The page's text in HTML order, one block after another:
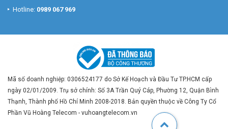
Hotline: 0989 067 969
Mã số doanh nghiệp: 0306524177 do Sở Kế Hoạch và Đầu Tư TP.HCM cấp
ngày 02/01/2009. Trụ sở chính: Số 3A Trần Quý Cáp, Phường 12, Quận Bình
Thạnh, Thành phố Hồ Chí Minh 2008-2018. Bản quyền thuộc về Công Ty Cổ
Phần Vũ Hoàng Telecom - vuhoangtelecom.vn